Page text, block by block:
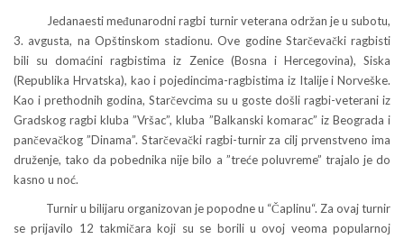
Jedanaesti međunarodni ragbi turnir veterana održan je u subotu,
3. avgusta, na Opštinskom stadionu. Ove godine Starčevački ragbisti
bili su domaćini ragbistima iz Zenice (Bosna i Hercegovina), Siska
(Republika Hrvatska), kao i pojedincima-ragbistima iz Italije i Norveške.
Kao i prethodnih godina, Starčevcima su u goste došli ragbi-veterani iz
Gradskog ragbi kluba ”Vršac”, kluba ”Balkanski komarac” iz Beograda i
pančevačkog ”Dinama”. Starčevački ragbi-turnir za cilj prvenstveno ima
druženje, tako da pobednika nije bilo a ”treće poluvreme” trajalo je do
kasno u noć.
Turnir u bilijaru organizovan je popodne u “Čaplinu“. Za ovaj turnir
se prijavilo 12 takmičara koji su se borili u ovoj veoma popularnoj